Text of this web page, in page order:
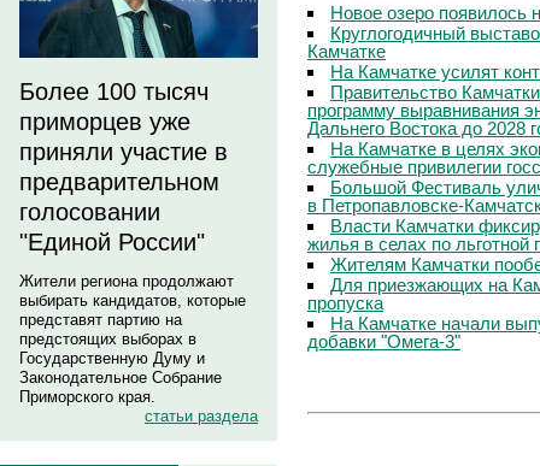
Более 100 тысяч
приморцев уже
приняли участие в
предварительном
голосовании
"Единой России"
Жители региона продолжают
выбирать кандидатов, которые
представят партию на
предстоящих выборах в
Государственную Думу и
Законодательное Собрание
Приморского края.
статьи раздела
Новое озеро появилось
Круглогодичный
Камчатке
На Камчатке усилят
Правительство
программу выравнивания
Дальнего Востока до 2028
На Камчатке в целях
служебные привилегии
Большой Фестиваль
в Петропавловске-
Власти Камчатки
жилья в селах по льготной
Жителям Камчатки
Для приезжающих на
пропуска
На Камчатке начали
добавки "Омега-3"